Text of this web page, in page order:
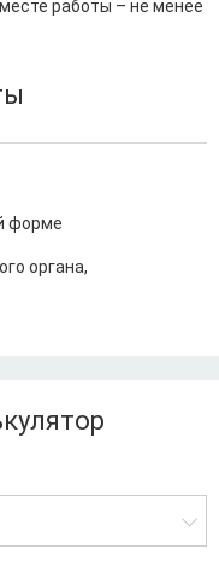
работы – не менее
форме
органа,